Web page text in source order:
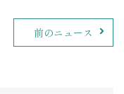
前のニュース